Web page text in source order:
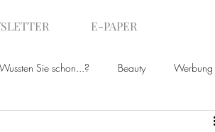
E-PAPER
Wussten Sie schon...? Beauty Werbung